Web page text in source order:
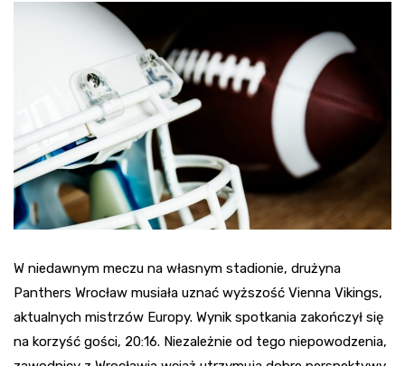
W niedawnym meczu na własnym stadionie, drużyna
Panthers Wrocław musiała uznać wyższość Vienna Vikings,
aktualnych mistrzów Europy. Wynik spotkania zakończył się
na korzyść gości, 20:16. Niezależnie od tego niepowodzenia,